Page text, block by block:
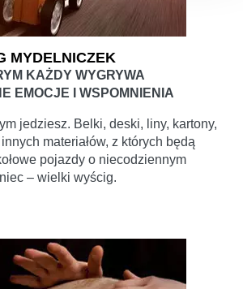
MYDELNICZEK
KAŻDY WYGRYWA
EMOCJE I WSPOMNIENIA
jedziesz. Belki, deski, liny, kartony,
materiałów, z których będą
pojazdy o niecodziennym
– wielki wyścig.